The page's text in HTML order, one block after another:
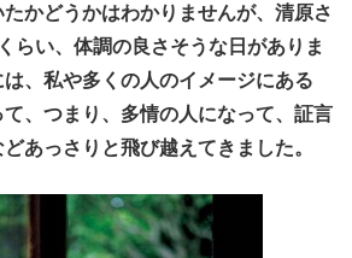
かどうかはわかりませんが、清原さ
らい、体調の良さそうな日がありま
、私や多くの人のイメージにある
て、つまり、多情の人になって、証言
あっさりと飛び越えてきました。